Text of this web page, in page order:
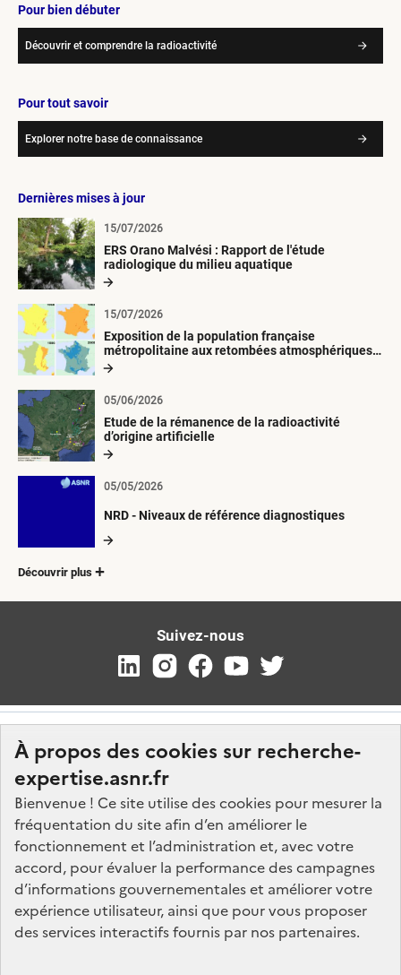
À propos des cookies sur recherche-
expertise.asnr.fr
Bienvenue ! Ce site utilise des cookies pour mesurer la
fréquentation du site afin d’en améliorer le
fonctionnement et l’administration et, avec votre
accord, pour évaluer la performance des campagnes
d’informations gouvernementales et améliorer votre
expérience utilisateur, ainsi que pour vous proposer
des services interactifs fournis par nos partenaires.
Pour bien débuter
Découvrir et comprendre la radioactivité
Pour tout savoir
Explorer notre base de connaissance
Dernières mises à jour
ERS Orano Malvési : Rapport de l'étude
radiologique du milieu aquatique
15/07/2026
Exposition de la population française
métropolitaine aux retombées atmosphériques
radioactives depuis 1945
15/07/2026
Etude de la rémanence de la radioactivité
d’origine artificielle
05/06/2026
NRD - Niveaux de référence diagnostiques
05/05/2026
Découvrir plus
Suivez-nous
Nos marchés
Nos offres d'emploi
FAQ
Glossaire